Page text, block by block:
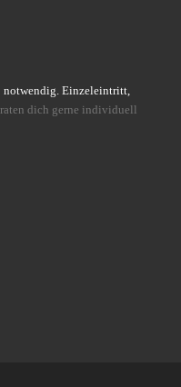
notwendig. Einzeleintritt,
dich gerne individuell